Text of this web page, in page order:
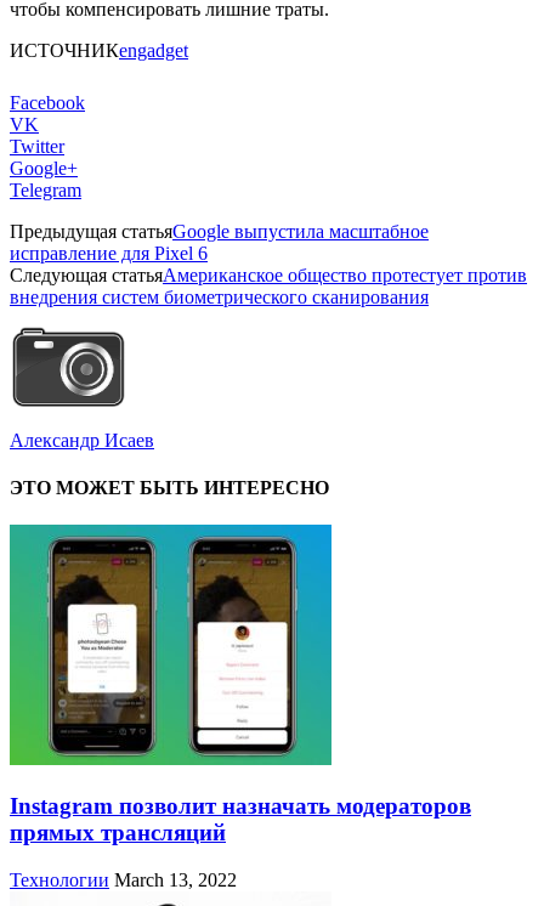
чтобы компенсировать лишние траты.
ИСТОЧНИКengadget
Facebook
VK
Twitter
Google+
Telegram
Предыдущая статьяGoogle выпустила масштабное
исправление для Pixel 6
Следующая статьяАмериканское общество протестует против
внедрения систем биометрического сканирования
Александр Исаев
ЭТО МОЖЕТ БЫТЬ ИНТЕРЕСНО
Instagram позволит назначать модераторов
прямых трансляций
Технологии March 13, 2022